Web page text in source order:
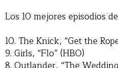
Los 10 mejores episodios
10. The Knick, “Get the
9. Girls, “Flo” (HBO)